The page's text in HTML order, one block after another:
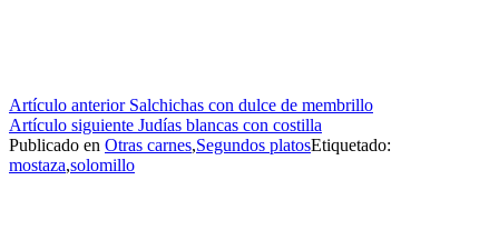
Seguir
leyendo
Artículo anteriorSalchichas con dulce de membrillo
Artículo siguiente Judías blancas con costilla
Publicado en Otras carnes,Segundos platosEtiquetado:
mostaza,solomillo